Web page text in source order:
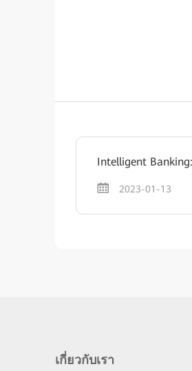
Intelligent
2023-01-13
เกี่ยวกับเรา